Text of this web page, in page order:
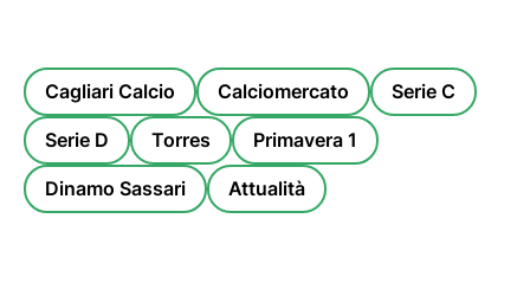
Cagliari Calcio Calciomercato Serie C
Serie D Torres Primavera 1
Dinamo Sassari Attualità